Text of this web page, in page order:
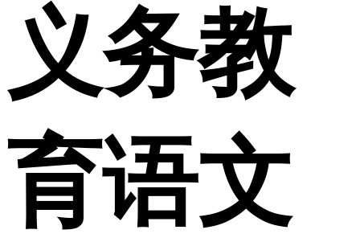
义务教
育语文